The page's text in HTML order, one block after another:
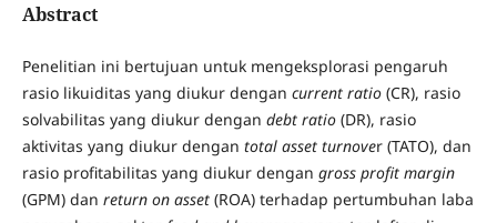
Abstract
Penelitian ini bertujuan untuk mengeksplorasi pengaruh
rasio likuiditas yang diukur dengan current ratio(CR), rasio
solvabilitas yang diukur dengan debt ratio(DR), rasio
aktivitas yang diukur dengan total asset turnover (TATO), dan
rasio profitabilitas yang diukur dengan gross profit margin
(GPM) dan return on asset(ROA) terhadap pertumbuhan laba